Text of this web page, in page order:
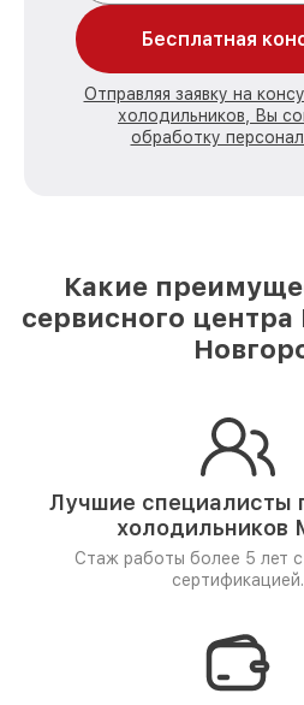
Бесплатная
Отправляя заявку на
холодильников, Вы
обработку
Какие
сервисного
Лучшие специалисты
холодильников
Стаж работы более 5 лет
сертификацией.